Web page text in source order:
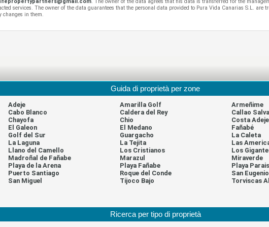
services. The owner of the data guarantees that the personal data provided to Pura Vida Canarias S.L. are
changes in them.
Guida di proprietà per zone
Adeje Amarilla Golf
Armeñime
Cabo Blanco Caldera del Rey
Callao
Chayofa Chio
Costa Adeje
El Galeon El Medano
Fañabé
Golf del Sur Guargacho
La Caleta
La Laguna La Tejita
Las
Llano del Camello Los Cristianos
Los
Madroñal de Fañabe Marazul
Miraverde
Playa de la Arena Playa Fañabe
Playa
Puerto Santiago Roque del Conde
San
San Miguel Tijoco Bajo
Torviscas
Ricerca per tipo di proprietà